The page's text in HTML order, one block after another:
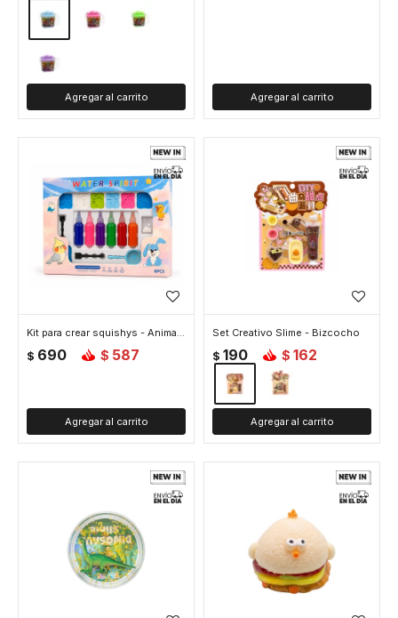
Kit para crear squishys - Animales Marinos
$ 690 $ 587
Set Creativo Slime - Bizcocho
$ 190 $ 162